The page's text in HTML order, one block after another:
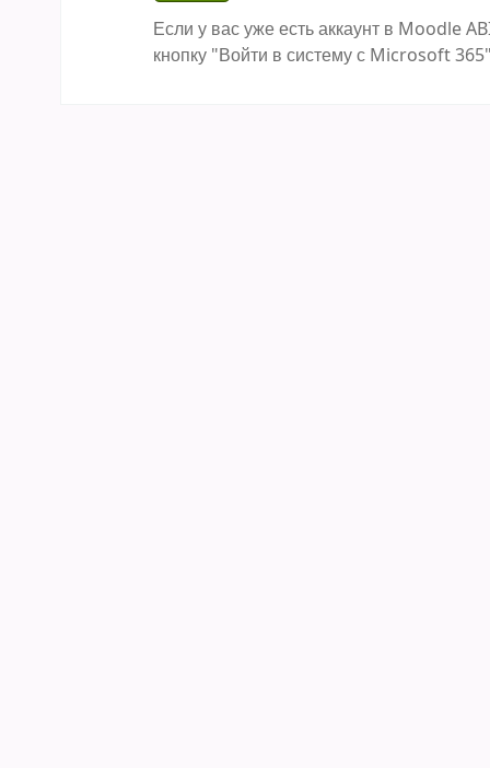
Если у вас уже есть аккаунт в Moodle
кнопку "Войти в систему с Microsoft